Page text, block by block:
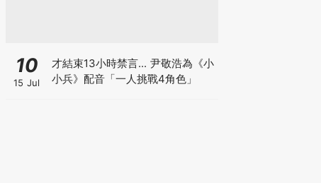
10
15 Jul
才結束13小時禁言... 尹敬浩為《小
小兵》配音「一人挑戰4角色」